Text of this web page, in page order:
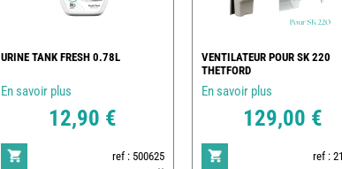
URINE TANK FRESH 0.78L
En savoir plus
12,90 €
ref : 500625
VENTILATEUR POUR SK 220
THETFORD
En savoir plus
129,00 €
ref :